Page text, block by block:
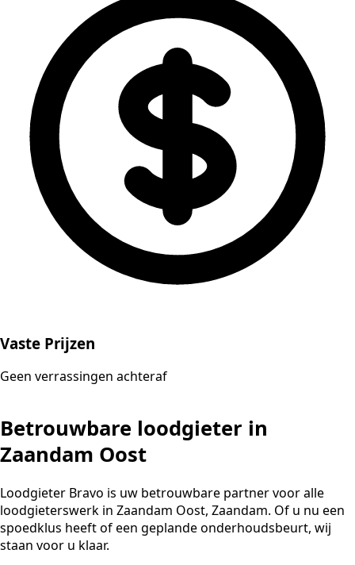
Vaste Prijzen
Geen verrassingen achteraf
Betrouwbare loodgieter in
Zaandam Oost
Loodgieter Bravo is uw betrouwbare partner voor alle
loodgieterswerk in Zaandam Oost, Zaandam. Of u nu een
spoedklus heeft of een geplande onderhoudsbeurt, wij
staan voor u klaar.